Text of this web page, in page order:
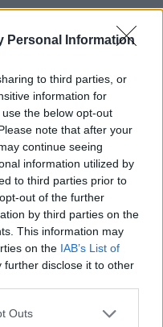
Personal Information
to third parties, or
information for
the below opt-out
note that after your
continue seeing
information utilized by
to third parties prior to
out of the further
by third parties on the
This information may
on the IAB’s List of
further disclose it to other
Outs
daliai Lietuvos
įspėjimas